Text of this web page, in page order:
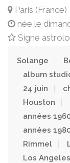
Paris (France)
née le
Signe
Solange
album
24 juin
Houston
années
années
Rimmel
Los Angeles